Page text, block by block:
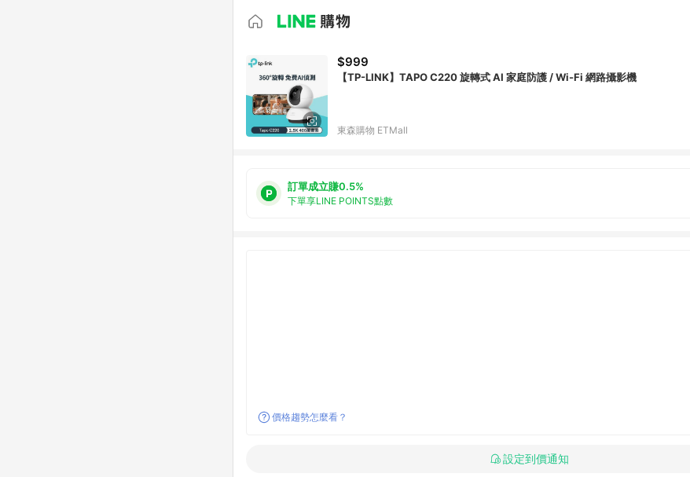
$999
【TP-LINK】TAPO C220 旋轉式 AI 家庭防護 / Wi-Fi 網路攝影機
東森購物 ETMall
訂單成立賺0.5%
下單享LINE POINTS點數
價格趨勢怎麼看？
設定到價通知